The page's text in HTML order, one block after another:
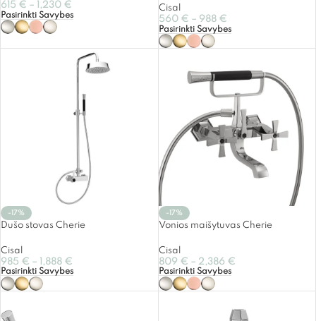
615 € – 1,230 €
Pasirinkti Savybes
Cisal
560 € – 988 €
Pasirinkti Savybes
-17%
Dušo stovas Cherie
Cisal
985 € – 1,888 €
Pasirinkti Savybes
-17%
Vonios maišytuvas Cherie
Cisal
809 € – 2,386 €
Pasirinkti Savybes